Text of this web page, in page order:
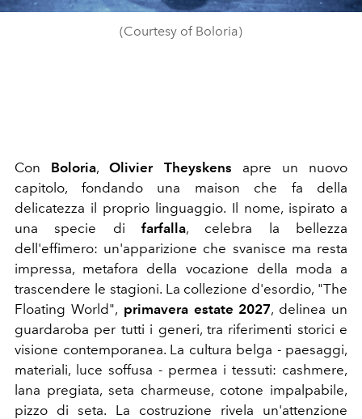
(Courtesy of Boloria)
Con Boloria,Olivier Theyskens apre un nuovo
capitolo, fondando una maison che fa della
delicatezza il proprio linguaggio. Il nome, ispirato a
una specie di farfalla, celebra la bellezza
dell'effimero: un'apparizione che svanisce ma resta
impressa, metafora della vocazione della moda a
trascendere le stagioni. La collezione d'esordio, "The
Floating World", primavera estate 2027, delinea un
guardaroba per tutti i generi, tra riferimenti storici e
visione contemporanea. La cultura belga - paesaggi,
materiali, luce soffusa - permea i tessuti: cashmere,
lana pregiata, seta charmeuse, cotone impalpabile,
pizzo di seta. La costruzione rivela un'attenzione